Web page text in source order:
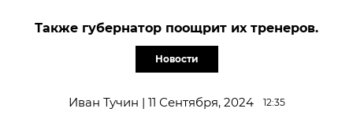
Также губернатор поощрит их тренеров.
Новости
Иван Тучин | 11 Сентября, 2024 12:35